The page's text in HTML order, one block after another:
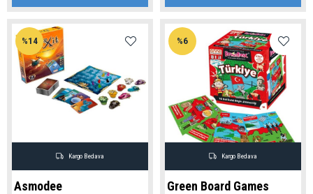
Asmodee
%14
Kargo Bedava
Green Board Games
%6
Kargo Bedava